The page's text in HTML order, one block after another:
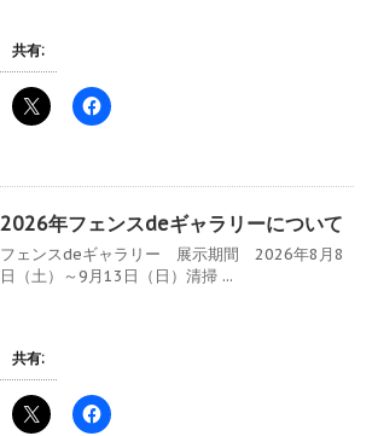
共有:
2026年フェンスdeギャラリーについて
フェンスdeギャラリー 展示期間 2026年8月8
日（土）～9月13日（日）清掃 ...
共有: